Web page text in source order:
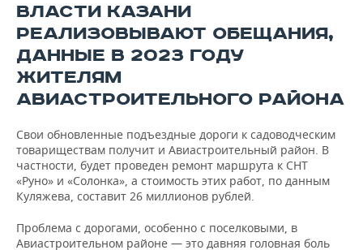
ВЛАСТИ КАЗАНИ
РЕАЛИЗОВЫВАЮТ ОБЕЩАНИЯ,
ДАННЫЕ В 2023 ГОДУ
ЖИТЕЛЯМ
АВИАСТРОИТЕЛЬНОГО РАЙОНА
Свои обновленные подъездные дороги к садоводческим
товариществам получит и Авиастроительный район. В
частности, будет проведен ремонт маршрута к СНТ
«Руно» и «Солонка», а стоимость этих работ, по данным
Куляжева, составит 26 миллионов рублей.
Проблема с дорогами, особенно с поселковыми, в
Авиастроительном районе — это давняя головная боль